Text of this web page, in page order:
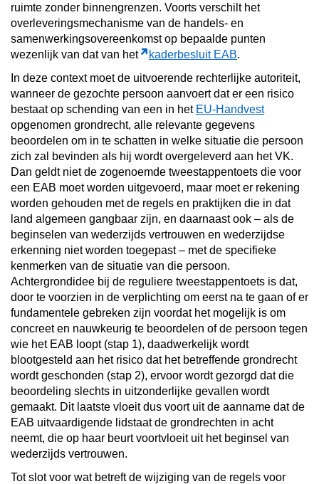
ruimte zonder binnengrenzen. Voorts verschilt het
overleveringsmechanisme van de handels- en
samenwerkingsovereenkomst op bepaalde punten
wezenlijk van dat van het
kaderbesluit EAB.
In deze context moet de uitvoerende rechterlijke autoriteit,
wanneer de gezochte persoon aanvoert dat er een risico
bestaat op schending van een in het EU-Handvest
opgenomen grondrecht, alle relevante gegevens
beoordelen om in te schatten in welke situatie die persoon
zich zal bevinden als hij wordt overgeleverd aan het VK.
Dan geldt niet de zogenoemde tweestappentoets die voor
een EAB moet worden uitgevoerd, maar moet er rekening
worden gehouden met de regels en praktijken die in dat
land algemeen gangbaar zijn, en daarnaast ook – als de
beginselen van wederzijds vertrouwen en wederzijdse
erkenning niet worden toegepast – met de specifieke
kenmerken van de situatie van die persoon.
Achtergrondidee bij de reguliere tweestappentoets is dat,
door te voorzien in de verplichting om eerst na te gaan of er
fundamentele gebreken zijn voordat het mogelijk is om
concreet en nauwkeurig te beoordelen of de persoon tegen
wie het EAB loopt (stap 1), daadwerkelijk wordt
blootgesteld aan het risico dat het betreffende grondrecht
wordt geschonden (stap 2), ervoor wordt gezorgd dat die
beoordeling slechts in uitzonderlijke gevallen wordt
gemaakt. Dit laatste vloeit dus voort uit de aanname dat de
EAB uitvaardigende lidstaat de grondrechten in acht
neemt, die op haar beurt voortvloeit uit het beginsel van
wederzijds vertrouwen.
Tot slot voor wat betreft de wijziging van de regels voor